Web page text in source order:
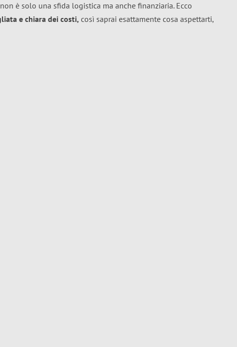
non è solo una sfida logistica ma anche finanziaria. Ecco
e chiara dei costi, così saprai esattamente cosa aspettarti,